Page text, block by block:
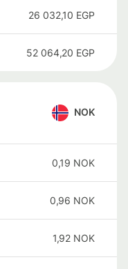
26 032,10 EGP
52 064,20 EGP
NOK
0,19 NOK
0,96 NOK
1,92 NOK